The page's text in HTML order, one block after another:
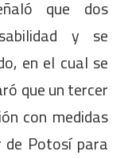
que dos
y se
en el cual se
que un tercer
con medidas
Potosí para